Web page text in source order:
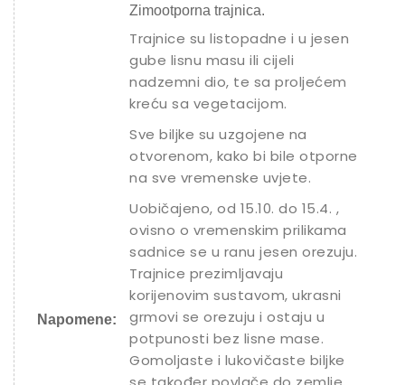
Napomene:
Zimootporna trajnica.
Trajnice su listopadne i u jesen
gube lisnu masu ili cijeli
nadzemni dio, te sa proljećem
kreću sa vegetacijom.
Sve biljke su uzgojene na
otvorenom, kako bi bile otporne
na sve vremenske uvjete.
Uobičajeno, od 15.10. do 15.4. ,
ovisno o vremenskim prilikama
sadnice se u ranu jesen orezuju.
Trajnice prezimljavaju
korijenovim sustavom, ukrasni
grmovi se orezuju i ostaju u
potpunosti bez lisne mase.
Gomoljaste i lukovičaste biljke